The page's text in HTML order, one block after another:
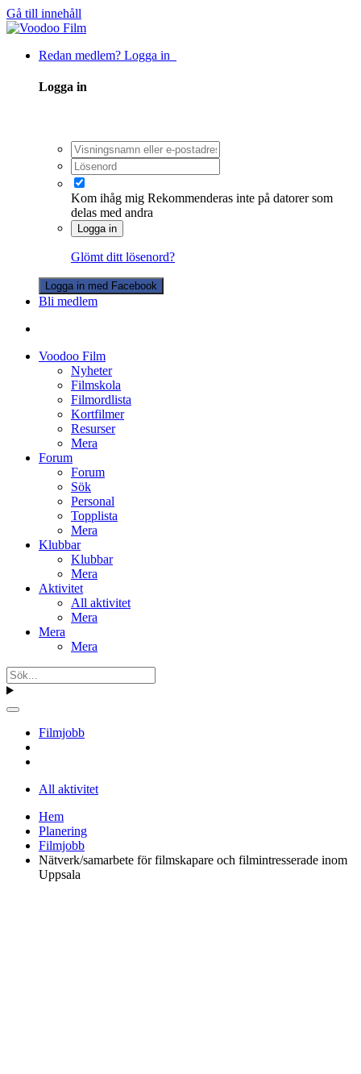
Gå till innehåll
Redan medlem? Logga in
Logga in
Kom ihåg mig Rekommenderas inte på datorer som
delas med andra
Logga in
Glömt ditt lösenord?
Logga in med Facebook
Bli medlem
Voodoo Film
Nyheter
Filmskola
Filmordlista
Kortfilmer
Resurser
Mera
Forum
Forum
Sök
Personal
Topplista
Mera
Klubbar
Klubbar
Mera
Aktivitet
All aktivitet
Mera
Mera
Mera
Filmjobb
All aktivitet
Hem
Planering
Filmjobb
Nätverk/samarbete för filmskapare och filmintresserade inom
Uppsala